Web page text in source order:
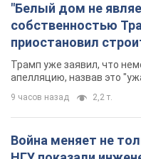
"Белый дом не
собственностью
приостановил
бального зала
долларов
Трамп уже заявил, что
апелляцию, назвав это
9 часов назад 2,2 т.
Война меняет не